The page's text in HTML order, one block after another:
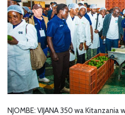
NJOMBE: VIJANA 350 wa